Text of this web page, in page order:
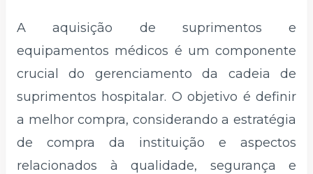
A aquisição de suprimentos e
equipamentos médicos é um componente
crucial do gerenciamento da cadeia de
suprimentos hospitalar. O objetivo é definir
a melhor compra, considerando a estratégia
de compra da instituição e aspectos
relacionados à qualidade, segurança e